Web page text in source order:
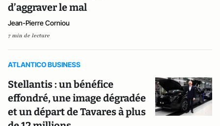
d’aggraver le mal
Jean-Pierre Corniou
7 min de lecture
ATLANTICO BUSINESS
Stellantis : un bénéfice
effondré, une image dégradée
et un départ de Tavares à plus